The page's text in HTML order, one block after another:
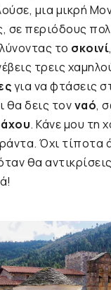
μια μικρή
σε περιόδους
το σκοινί
τρεις
για να φτάσεις
δεις τονναό,
. Κάνε μου τη
Όχι τίποτα
θα